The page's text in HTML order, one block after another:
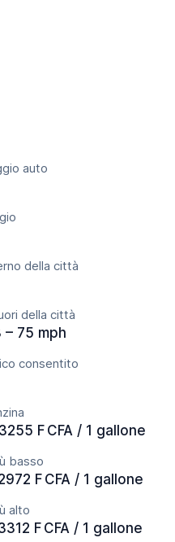
auto
della città
della città
– 75 mph
consentito
F CFA / 1 gallone
basso
F CFA / 1 gallone
alto
F CFA / 1 gallone